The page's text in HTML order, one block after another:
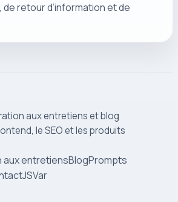
retour d’information et de
aux entretiens et blog
le SEO et les produits
aux entretiensBlogPrompts
JSVar